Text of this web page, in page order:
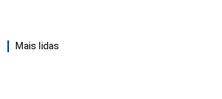
Mais lidas